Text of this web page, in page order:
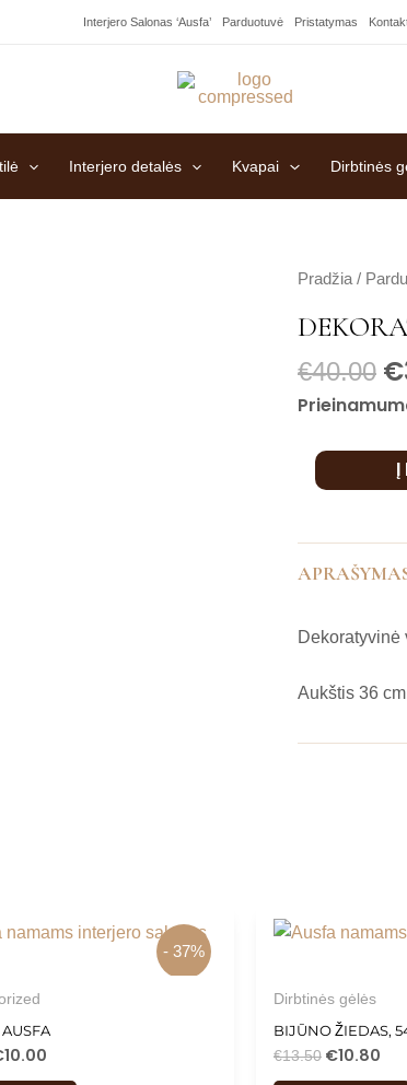
Interjero Salonas ‘Ausfa’ Parduotuvė Pristatymas
Interjero detalės Kvapai Dirbtinės
Pradžia /
€40.00 €
produkto
Dekoratyvinė
vaza
Į
Dekoratyvinė
Aukštis 36
- 37%
10.00
Dirbtinės gėlės
BIJŪNO ŽIEDAS,
€13.50 €10.80